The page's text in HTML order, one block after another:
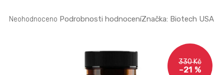
Průměrné
Neohodnoceno Podrobnosti hodnoceníZnačka: Biotech USA
330 Kč
–21 %